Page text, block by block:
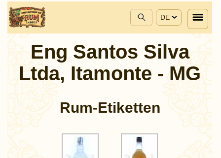
DE
Eng Santos Silva
Ltda, Itamonte - MG
Rum-Etiketten